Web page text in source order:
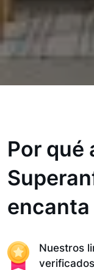
Por qué
encanta
Nuestros